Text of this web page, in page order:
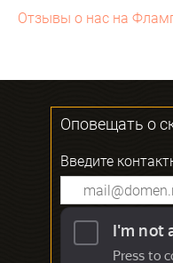
Отзывы о нас на
Оповещать о
Введите